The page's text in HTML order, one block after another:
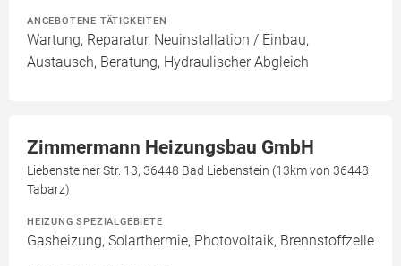
ANGEBOTENE TÄTIGKEITEN
Wartung, Reparatur, Neuinstallation / Einbau,
Austausch, Beratung, Hydraulischer Abgleich
Zimmermann Heizungsbau GmbH
Liebensteiner Str. 13, 36448 Bad Liebenstein (13km von 36448
Tabarz)
HEIZUNG SPEZIALGEBIETE
Gasheizung, Solarthermie, Photovoltaik, Brennstoffzelle